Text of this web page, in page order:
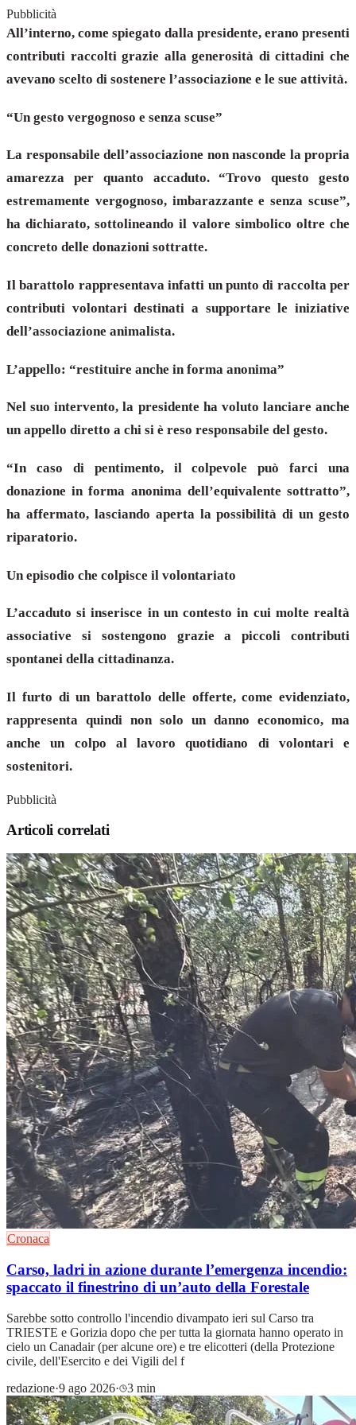
Pubblicità
All’interno, come spiegato dalla presidente, erano presenti
contributi raccolti grazie alla generosità di cittadini che
avevano scelto di sostenere l’associazione e le sue attività.
“Un gesto vergognoso e senza scuse”
La responsabile dell’associazione non nasconde la propria
amarezza per quanto accaduto. “Trovo questo gesto
estremamente vergognoso, imbarazzante e senza scuse”,
ha dichiarato, sottolineando il valore simbolico oltre che
concreto delle donazioni sottratte.
Il barattolo rappresentava infatti un punto di raccolta per
contributi volontari destinati a supportare le iniziative
dell’associazione animalista.
L’appello: “restituire anche in forma anonima”
Nel suo intervento, la presidente ha voluto lanciare anche
un appello diretto a chi si è reso responsabile del gesto.
“In caso di pentimento, il colpevole può farci una
donazione in forma anonima dell’equivalente sottratto”,
ha affermato, lasciando aperta la possibilità di un gesto
riparatorio.
Un episodio che colpisce il volontariato
L’accaduto si inserisce in un contesto in cui molte realtà
associative si sostengono grazie a piccoli contributi
spontanei della cittadinanza.
Il furto di un barattolo delle offerte, come evidenziato,
rappresenta quindi non solo un danno economico, ma
anche un colpo al lavoro quotidiano di volontari e
sostenitori.
Pubblicità
Articoli correlati
Cronaca
Carso, ladri in azione durante l’emergenza incendio:
spaccato il finestrino di un’auto della Forestale
Sarebbe sotto controllo l'incendio divampato ieri sul Carso tra
TRIESTE e Gorizia dopo che per tutta la giornata hanno operato in
cielo un Canadair (per alcune ore) e tre elicotteri (della Protezione
civile, dell'Esercito e dei Vigili del f
redazione·9 ago 2026· 3 min